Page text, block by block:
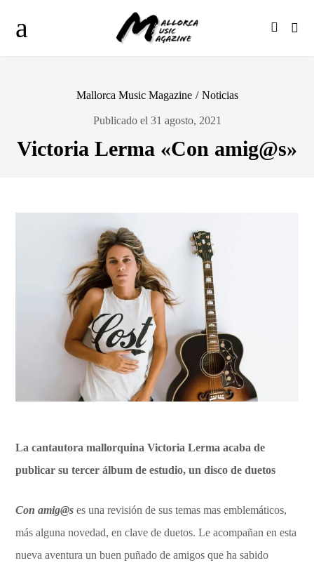
Mallorca Music Magazine / Noticias
Publicado el 31 agosto, 2021
Victoria Lerma «Con amig@s»
La cantautora mallorquina Victoria Lerma acaba de
publicar su tercer álbum de estudio, un disco de duetos
Con amig@s es una revisión de sus temas mas emblemáticos,
más alguna novedad, en clave de duetos. Le acompañan en esta
nueva aventura un buen puñado de amigos que ha sabido